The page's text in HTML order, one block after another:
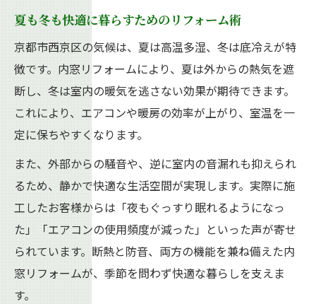
夏も冬も快適に暮らすためのリフォーム術
京都市西京区の気候は、夏は高温多湿、冬は底冷えが特
徴です。内窓リフォームにより、夏は外からの熱気を遮
断し、冬は室内の暖気を逃さない効果が期待できます。
これにより、エアコンや暖房の効率が上がり、室温を一
定に保ちやすくなります。
また、外部からの騒音や、逆に室内の音漏れも抑えられ
るため、静かで快適な生活空間が実現します。実際に施
工したお客様からは「夜もぐっすり眠れるようになっ
た」「エアコンの使用頻度が減った」といった声が寄せ
られています。断熱と防音、両方の機能を兼ね備えた内
窓リフォームが、季節を問わず快適な暮らしを支えま
す。